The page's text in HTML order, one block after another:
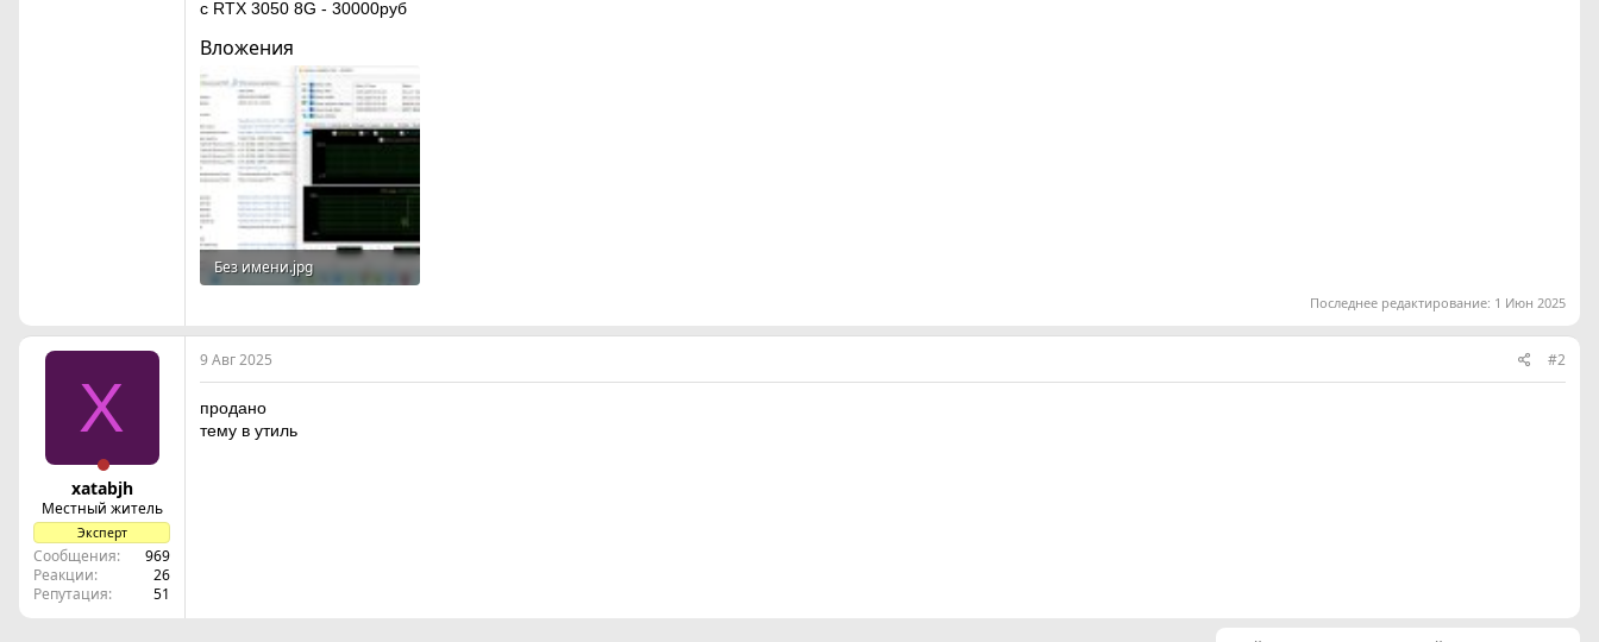
с RTX 3050 8G - 30000руб
Вложения
Без имени.jpg
Последнее редактирование: 1 Июн 2025
X
xatabjh
Местный житель
Эксперт
Сообщения
969
Реакции
26
Репутация
51
9 Авг 2025 #2
продано
тему в утиль